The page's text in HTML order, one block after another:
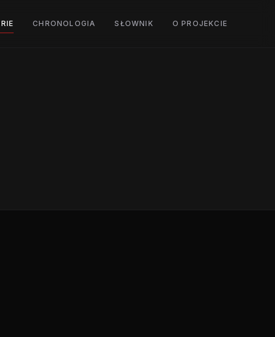
CHRONOLOGIA SŁOWNIK O PROJEKCIE